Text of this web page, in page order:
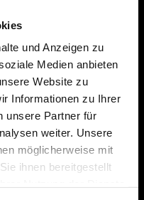
und Anzeigen zu
Medien anbieten
Website zu
Informationen zu Ihrer
unsere Partner für
weiter. Unsere
möglicherweise mit
ihnen bereitgestellt
das wertvolle
Wasserleitung vor
eigene regionale
LKW Kilometer